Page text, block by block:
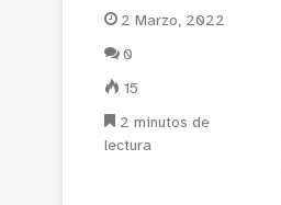
2 Marzo, 2022
0
15
2 minutos de
lectura